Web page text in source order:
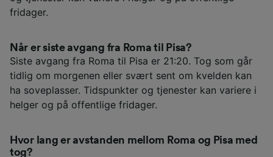
fridager.
Når er siste avgang fra Roma til Pisa?
Siste avgang fra Roma til Pisa er 21:20. Tog som går
tidlig om morgenen eller svært sent om kvelden kan
ha soveplasser. Tidspunkter og tjenester kan variere i
helger og på offentlige fridager.
Hvor lang er avstanden mellom Roma og Pisa med
tog?